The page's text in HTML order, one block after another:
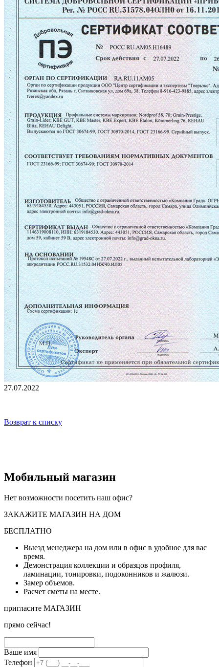
27.07.2022
Возврат к списку
Мобильный магазин
Нет возможности посетить наш офис?
ЗАКАЖИТЕ МАГАЗИН НА ДОМ
БЕСПЛАТНО
Выезд менеджера на дом или в офис в удобное для вас
время.
Демонстрация коллекции и образцов профиля,
ламинации, тонировки, подоконников и жалюзи.
Замер объемов.
Расчет сметы на месте.
пригласите МАГАЗИН
прямо сейчас!
Ваше имя
Телефон